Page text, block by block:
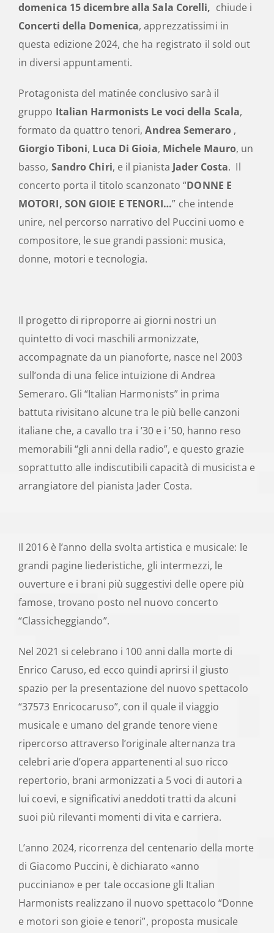
domenica 15 dicembre alla Sala Corelli, chiude i
Concerti della Domenica, apprezzatissimi in
questa edizione 2024, che ha registrato il sold out
in diversi appuntamenti.
Protagonista del matinée conclusivo sarà il
gruppo Italian Harmonists Le voci della Scala,
formato da quattro tenori,Andrea Semeraro,
Giorgio Tiboni, Luca Di Gioia, Michele Mauro, un
basso, Sandro Chiri, e il pianista Jader Costa. Il
concerto porta il titolo scanzonato “DONNE E
MOTORI, SON GIOIE E TENORI…” che intende
unire, nel percorso narrativo del Puccini uomo e
compositore, le sue grandi passioni: musica,
donne, motori e tecnologia.
Il progetto di riproporre ai giorni nostri un
quintetto di voci maschili armonizzate,
accompagnate da un pianoforte, nasce nel 2003
sull’onda di una felice intuizione di Andrea
Semeraro. Gli “Italian Harmonists” in prima
battuta rivisitano alcune tra le più belle canzoni
italiane che, a cavallo tra i ’30 e i ’50, hanno reso
memorabili “gli anni della radio”, e questo grazie
soprattutto alle indiscutibili capacità di musicista e
arrangiatore del pianista Jader Costa.
​Il 2016 è l’anno della svolta artistica e musicale: le
grandi pagine liederistiche, gli intermezzi, le
ouverture e i brani più suggestivi delle opere più
famose, trovano posto nel nuovo concerto
“Classicheggiando”. ​
Nel 2021 si celebrano i 100 anni dalla morte di
Enrico Caruso, ed ecco quindi aprirsi il giusto
spazio per la presentazione del nuovo spettacolo
“37573 Enricocaruso”, con il quale il viaggio
musicale e umano del grande tenore viene
ripercorso attraverso l’originale alternanza tra
celebri arie d’opera appartenenti al suo ricco
repertorio, brani armonizzati a 5 voci di autori a
lui coevi, e significativi aneddoti tratti da alcuni
suoi più rilevanti momenti di vita e carriera.
​L’anno 2024, ricorrenza del centenario della morte
di Giacomo Puccini, è dichiarato «anno
pucciniano» e per tale occasione gli Italian
Harmonists realizzano il nuovo spettacolo “Donne
e motori son gioie e tenori”, proposta musicale